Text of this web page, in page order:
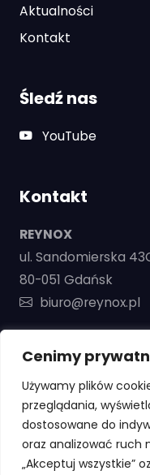
Cenimy
Używamy plików
przeglądania,
dostosowane do
oraz analizować ruch
„Akceptuj wszystkie”
Aktualności
Kontakt
Śledź nas
YouTube
Kontakt
REYNOX
ul. Sandomierska
80-051 Gdańsk
biuro@reynox.pl
+48 668 130 448
Copyright ©
instalacje klejowe.